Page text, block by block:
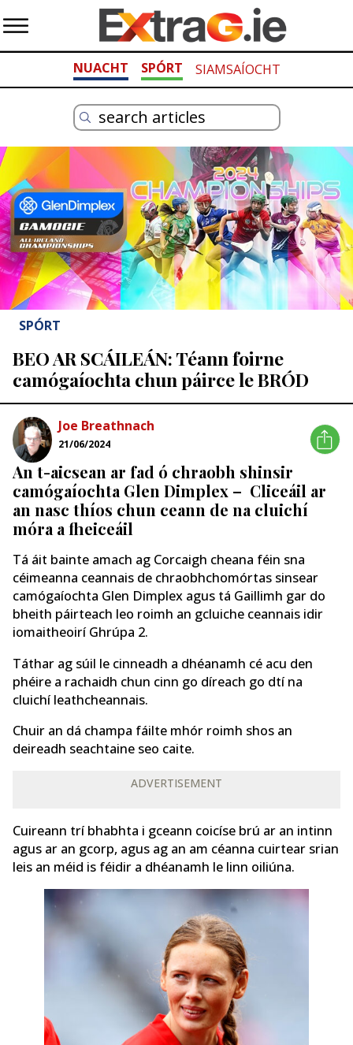
NUACHT SPÓRT SIAMSAÍOCHT
SPÓRT
BEO AR SCÁILEÁN: Téann foirne
camógaíochta chun páirce le BRÓD
Joe Breathnach
21/06/2024
An t-aicsean ar fad ó chraobh shinsir
camógaíochta Glen Dimplex – Cliceáil ar
an nasc thíos chun ceann de na cluichí
móra a fheiceáil
Tá áit bainte amach ag Corcaigh cheana féin sna
céimeanna ceannais de chraobhchomórtas sinsear
camógaíochta Glen Dimplex agus tá Gaillimh gar do
bheith páirteach leo roimh an gcluiche ceannais idir
iomaitheoirí Ghrúpa 2.
Táthar ag súil le cinneadh a dhéanamh cé acu den
phéire a rachaidh chun cinn go díreach go dtí na
cluichí leathcheannais.
Chuir an dá champa fáilte mhór roimh shos an
deireadh seachtaine seo caite.
ADVERTISEMENT
Cuireann trí bhabhta i gceann coicíse brú ar an intinn
agus ar an gcorp, agus ag an am céanna cuirtear srian
leis an méid is féidir a dhéanamh le linn oiliúna.